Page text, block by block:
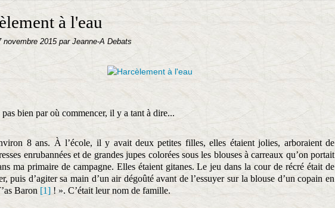
à l'eau
novembre 2015 par Jeanne-A Debats
pas bien par où commencer, il y a tant à dire...
8 ans. À l’école, il y avait deux petites filles, elles étaient jolies, arboraient de
enrubannées et de grandes jupes colorées sous les blouses à carreaux qu’on portait
ma primaire de campagne. Elles étaient gitanes. Le jeu dans la cour de récré était de
puis d’agiter sa main d’un air dégoûté avant de l’essuyer sur la blouse d’un copain en
Baron [1] ! ». C’était leur nom de famille.